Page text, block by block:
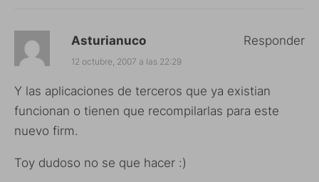
Asturianuco
12 octubre, 2007 a las 22:29
Y las aplicaciones de terceros que ya existian
funcionan o tienen que recompilarlas para este
nuevo firm.
Toy dudoso no se que hacer :)
Responder